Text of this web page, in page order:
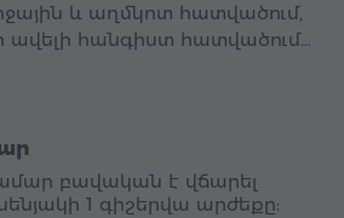
և աղմկոտ հատվածում,
ավելի հանգիստ հատվածում…
բավական է վճարել
սենյակի 1 գիշերվա արժեքը: